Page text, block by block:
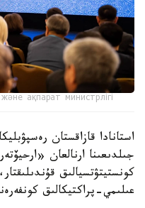
ақпарат министрлігі
جىلدىعىنا ارنالعان
كونستيتۋتسيالىق
عىلىمي-پراكتيكالىق